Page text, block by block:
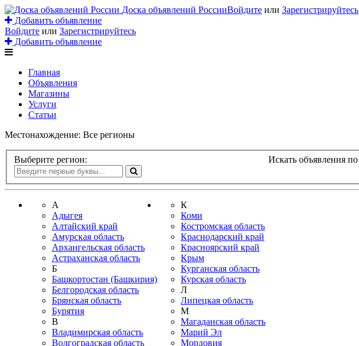
Доска объявлений РоссииВойдите или Зарегистрируйтесь
Добавить объявление
Войдите или Зарегистрируйтесь
Добавить объявление
Главная
Объявления
Магазины
Услуги
Статьи
Местонахождение: Все регионы
Выберите регион: Искать объявления по
А
Адыгея
Алтайский край
Амурская область
Архангельская область
Астраханская область
Б
Башкортостан (Башкирия)
Белгородская область
Брянская область
Бурятия
В
Владимирская область
Волгоградская область
К
Коми
Костромская область
Краснодарский край
Красноярский край
Крым
Курганская область
Курская область
Л
Липецкая область
М
Магаданская область
Марий Эл
Мордовия